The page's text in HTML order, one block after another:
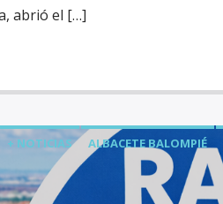
abrió el […]
+ NOTICIAS ALBACETE BALOMPIÉ